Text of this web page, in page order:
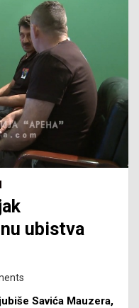
ubistva
Savića Mauzera,